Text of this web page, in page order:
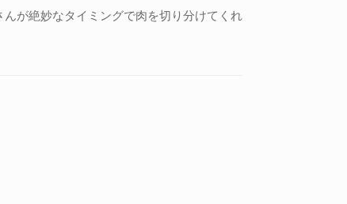
が絶妙なタイミングで肉を切り分けてくれ